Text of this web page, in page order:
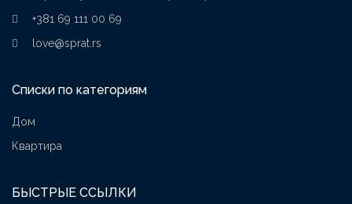
+381 69 111 00 69
love@sprat.rs
Списки по категориям
Дом
Квартира
БЫСТРЫЕ ССЫЛКИ